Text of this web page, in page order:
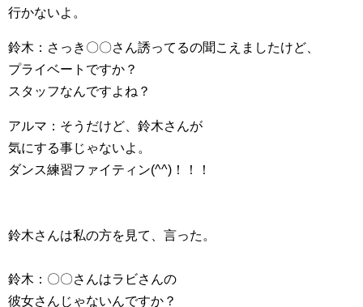
行かないよ。
鈴木：さっき〇〇さん誘ってるの聞こえましたけど、
プライベートですか？
スタッフなんですよね？
アルマ：そうだけど、鈴木さんが
気にする事じゃないよ。
ダンス練習ファイティン(^^)！！！
鈴木さんは私の方を見て、言った。
鈴木：〇〇さんはラビさんの
彼女さんじゃないんですか？